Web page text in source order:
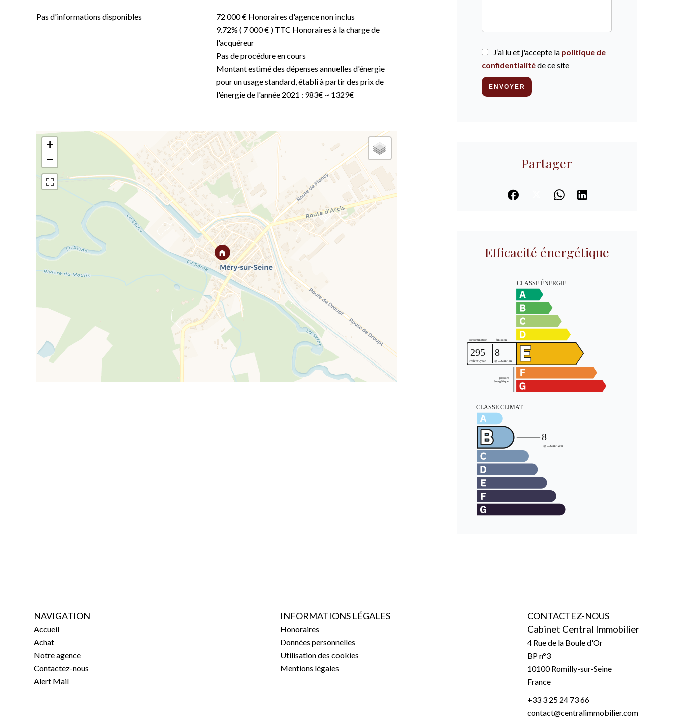
Pas d'informations disponibles
72 000 € Honoraires d'agence non inclus
9.72% ( 7 000 € ) TTC Honoraires à la charge de
l'acquéreur
Pas de procédure en cours
Montant estimé des dépenses annuelles d'énergie
pour un usage standard, établi à partir des prix de
l'énergie de l'année 2021 : 983€ ~ 1329€
+
−
J’ai lu et j'accepte la politique de
confidentialitéde ce site
ENVOYER
Partager
Efficacité énergétique
NAVIGATION
Accueil
Achat
Notre agence
Contactez-nous
Alert Mail
INFORMATIONS LÉGALES
Honoraires
Données personnelles
Utilisation des cookies
Mentions légales
CONTACTEZ-NOUS
Cabinet Central Immobilier
4 Rue de la Boule d'Or
BP n°3
10100Romilly-sur-Seine
France
+33 3 25 24 73 66
contact@centralimmobilier.com